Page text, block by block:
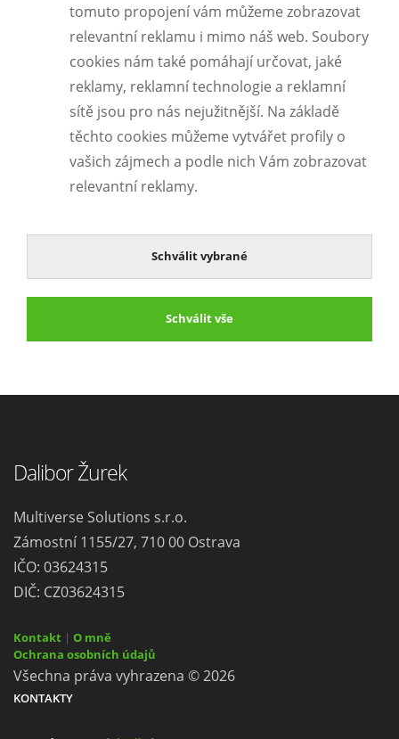
tomuto propojení vám můžeme zobrazovat
relevantní reklamu i mimo náš web. Soubory
cookies nám také pomáhají určovat, jaké
reklamy, reklamní technologie a reklamní
sítě jsou pro nás nejužitnější. Na základě
těchto cookies můžeme vytvářet profily o
vašich zájmech a podle nich Vám zobrazovat
relevantní reklamy.
Schválit vybrané
Schválit vše
Dalibor Žurek
Multiverse Solutions s.r.o.
Zámostní 1155/27, 710 00 Ostrava
IČO: 03624315
DIČ: CZ03624315
Kontakt | O mně
Ochrana osobních údajů
Všechna práva vyhrazena © 2026
KONTAKTY